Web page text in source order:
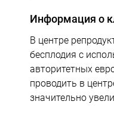
Информация о
В центре
бесплодия с
авторитетных
проводить в
значительно